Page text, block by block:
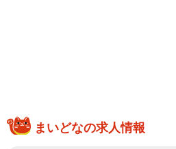
まいどなの求人情報